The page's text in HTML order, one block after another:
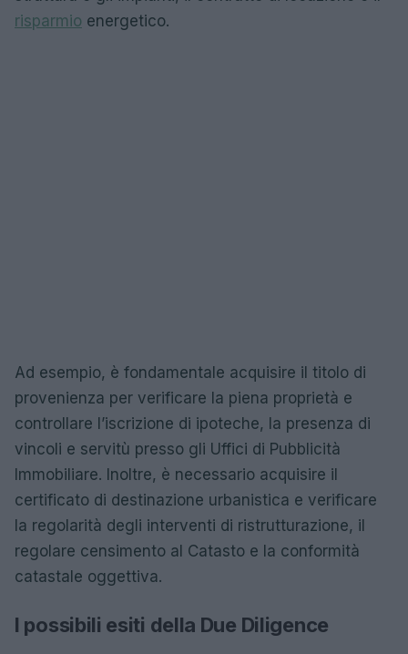
risparmio energetico.
Ad esempio, è fondamentale acquisire il titolo di
provenienza per verificare la piena proprietà e
controllare l’iscrizione di ipoteche, la presenza di
vincoli e servitù presso gli Uffici di Pubblicità
Immobiliare. Inoltre, è necessario acquisire il
certificato di destinazione urbanistica e verificare
la regolarità degli interventi di ristrutturazione, il
regolare censimento al Catasto e la conformità
catastale oggettiva.
I possibili esiti della Due Diligence